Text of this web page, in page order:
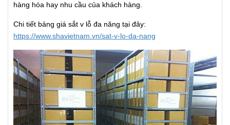
hàng hóa hay nhu cầu của khách hàng.
Chi tiết bảng giá sắt v lỗ đa năng tại đây:
https://www.shavietnam.vn/sat-v-lo-da-nang